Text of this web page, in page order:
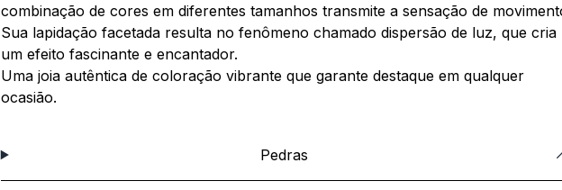
combinação de cores em diferentes tamanhos transmite a sensação de
Sua lapidação facetada resulta no fenômeno chamado dispersão de luz, que cria
um efeito fascinante e encantador.
Uma joia autêntica de coloração vibrante que garante destaque em qualquer
ocasião.
Pedras